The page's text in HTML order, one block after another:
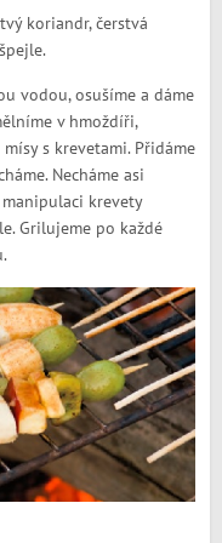
koriandr, čerstvá
vodou, osušíme a dáme
v hmoždíři,
s krevetami. Přidáme
Necháme asi
krevety
Grilujeme po každé